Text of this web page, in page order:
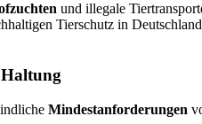
und illegale
Tierschutz in Deutschland
Mindestanforderungen